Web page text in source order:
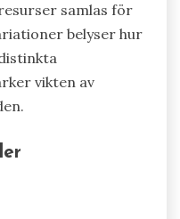
samlas för
belyser hur
vikten av